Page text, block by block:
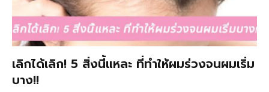
เลิกได้เลิก! 5 สิ่งนี้แหละ ที่ทำให้ผมร่วงจนผมเริ่ม
บาง!!